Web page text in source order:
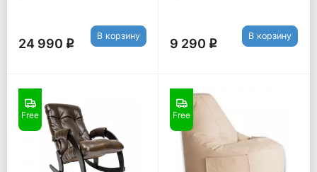
24 990 q
В корзину
9 290 q
В корзину
Free Free